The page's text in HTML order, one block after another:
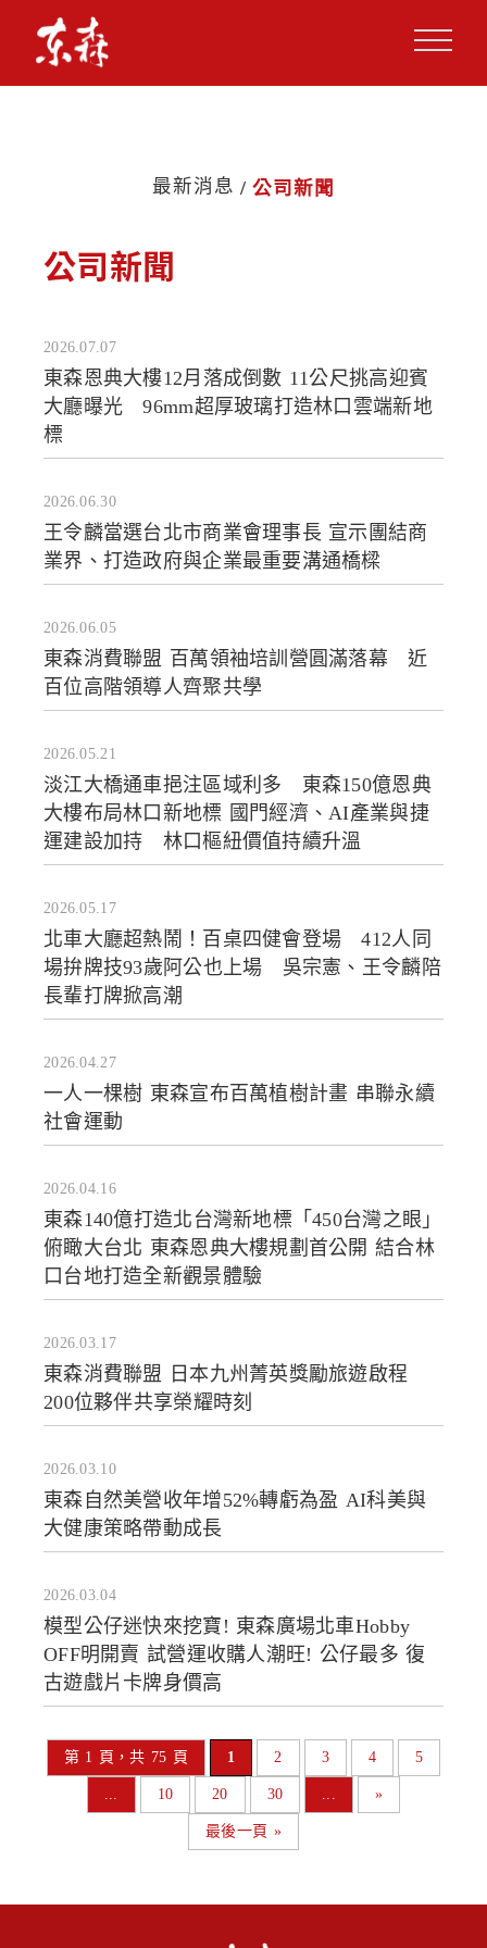
最新消息 公司新聞
公司新聞
2026.07.07
東森恩典大樓12月落成倒數 11公尺挑高迎賓
大廳曝光 96mm超厚玻璃打造林口雲端新地
標
2026.06.30
王令麟當選台北市商業會理事長 宣示團結商
業界、打造政府與企業最重要溝通橋樑
2026.06.05
東森消費聯盟 百萬領袖培訓營圓滿落幕 近
百位高階領導人齊聚共學
2026.05.21
淡江大橋通車挹注區域利多 東森150億恩典
大樓布局林口新地標 國門經濟、AI產業與捷
運建設加持 林口樞紐價值持續升溫
2026.05.17
北車大廳超熱鬧！百桌四健會登場 412人同
場拚牌技93歲阿公也上場 吳宗憲、王令麟陪
長輩打牌掀高潮
2026.04.27
一人一棵樹 東森宣布百萬植樹計畫 串聯永續
社會運動
2026.04.16
東森140億打造北台灣新地標「450台灣之眼」
俯瞰大台北 東森恩典大樓規劃首公開 結合林
口台地打造全新觀景體驗
2026.03.17
東森消費聯盟 日本九州菁英獎勵旅遊啟程
200位夥伴共享榮耀時刻
2026.03.10
東森自然美營收年增52%轉虧為盈 AI科美與
大健康策略帶動成長
2026.03.04
模型公仔迷快來挖寶! 東森廣場北車Hobby
OFF明開賣 試營運收購人潮旺! 公仔最多 復
古遊戲片卡牌身價高
第 1 頁，共 75 頁 1 2 3 4 5
... 10 20 30 ... »
最後一頁 »